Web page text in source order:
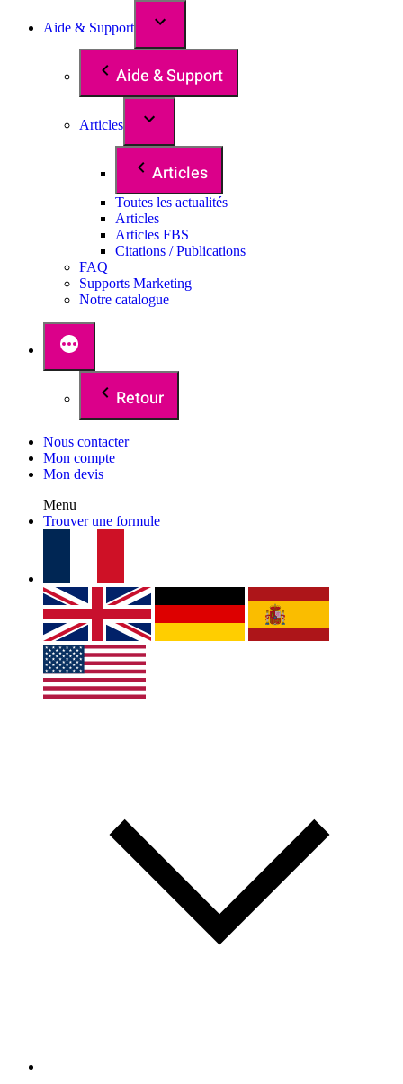
Aide & Support
Aide & Support
Articles
Articles
Toutes les actualités
Articles
Articles FBS
Citations / Publications
FAQ
Supports Marketing
Notre catalogue
Retour
Nous contacter
Mon compte
Mon devis
Menu
Trouver une formule